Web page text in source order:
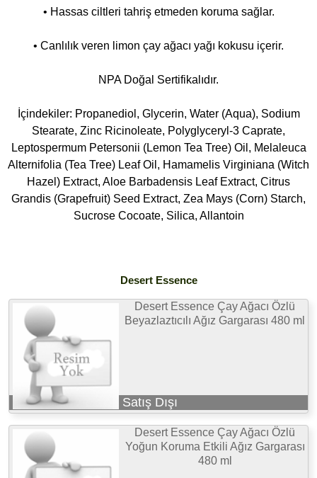
• Hassas ciltleri tahriş etmeden koruma sağlar.
• Canlılık veren limon çay ağacı yağı kokusu içerir.
NPA Doğal Sertifikalıdır.
İçindekiler: Propanediol, Glycerin, Water (Aqua), Sodium
Stearate, Zinc Ricinoleate, Polyglyceryl-3 Caprate,
Leptospermum Petersonii (Lemon Tea Tree) Oil, Melaleuca
Alternifolia (Tea Tree) Leaf Oil, Hamamelis Virginiana (Witch
Hazel) Extract, Aloe Barbadensis Leaf Extract, Citrus
Grandis (Grapefruit) Seed Extract, Zea Mays (Corn) Starch,
Sucrose Cocoate, Silica, Allantoin
Desert Essence
Desert Essence Çay Ağacı Özlü
Beyazlaztıcılı Ağız Gargarası 480 ml
Satış Dışı
Desert Essence Çay Ağacı Özlü
Yoğun Koruma Etkili Ağız Gargarası
480 ml